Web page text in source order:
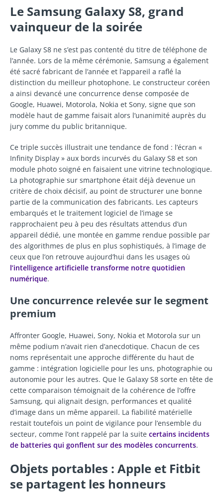
Le Samsung Galaxy S8, grand
vainqueur de la soirée
Le Galaxy S8 ne s’est pas contenté du titre de téléphone de
l’année. Lors de la même cérémonie, Samsung a également
été sacré fabricant de l’année et l’appareil a raflé la
distinction du meilleur photophone. Le constructeur coréen
a ainsi devancé une concurrence dense composée de
Google, Huawei, Motorola, Nokia et Sony, signe que son
modèle haut de gamme faisait alors l’unanimité auprès du
jury comme du public britannique.
Ce triple succès illustrait une tendance de fond : l’écran «
Infinity Display » aux bords incurvés du Galaxy S8 et son
module photo soigné en faisaient une vitrine technologique.
La photographie sur smartphone était déjà devenue un
critère de choix décisif, au point de structurer une bonne
partie de la communication des fabricants. Les capteurs
embarqués et le traitement logiciel de l’image se
rapprochaient peu à peu des résultats attendus d’un
appareil dédié, une montée en gamme rendue possible par
des algorithmes de plus en plus sophistiqués, à l’image de
ceux que l’on retrouve aujourd’hui dans les usages où
l’intelligence artificielle transforme notre quotidien
numérique.
Une concurrence relevée sur le segment
premium
Affronter Google, Huawei, Sony, Nokia et Motorola sur un
même podium n’avait rien d’anecdotique. Chacun de ces
noms représentait une approche différente du haut de
gamme : intégration logicielle pour les uns, photographie ou
autonomie pour les autres. Que le Galaxy S8 sorte en tête de
cette comparaison témoignait de la cohérence de l’offre
Samsung, qui alignait design, performances et qualité
d’image dans un même appareil. La fiabilité matérielle
restait toutefois un point de vigilance pour l’ensemble du
secteur, comme l’ont rappelé par la suite certains incidents
de batteries qui gonflent sur des modèles concurrents.
Objets portables : Apple et Fitbit
se partagent les honneurs